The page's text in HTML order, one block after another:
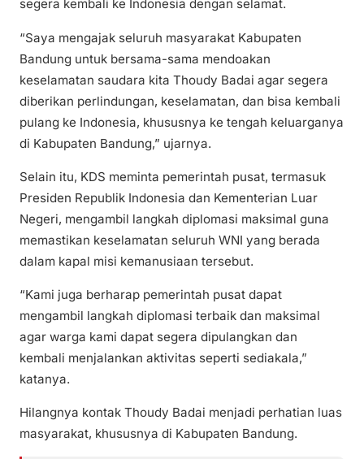
segera kembali ke Indonesia dengan selamat.
“Saya mengajak seluruh masyarakat Kabupaten
Bandung untuk bersama-sama mendoakan
keselamatan saudara kita Thoudy Badai agar segera
diberikan perlindungan, keselamatan, dan bisa kembali
pulang ke Indonesia, khususnya ke tengah keluarganya
di Kabupaten Bandung,” ujarnya.
Selain itu, KDS meminta pemerintah pusat, termasuk
Presiden Republik Indonesia dan Kementerian Luar
Negeri, mengambil langkah diplomasi maksimal guna
memastikan keselamatan seluruh WNI yang berada
dalam kapal misi kemanusiaan tersebut.
“Kami juga berharap pemerintah pusat dapat
mengambil langkah diplomasi terbaik dan maksimal
agar warga kami dapat segera dipulangkan dan
kembali menjalankan aktivitas seperti sediakala,”
katanya.
Hilangnya kontak Thoudy Badai menjadi perhatian luas
masyarakat, khususnya di Kabupaten Bandung.